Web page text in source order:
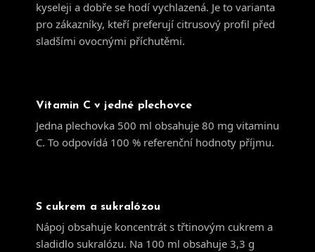
kyseleji a dobře se hodí vychlazená. Je to varianta
pro zákazníky, kteří preferují citrusový profil před
sladšími ovocnými příchutěmi.
Vitamin C v jedné plechovce
Jedna plechovka 500 ml obsahuje 80 mg vitaminu
C. To odpovídá 100 % referenční hodnoty příjmu.
S cukrem a sukralózou
Nápoj obsahuje koncentrát s třtinovým cukrem a
sladidlo sukralózu. Na 100 ml obsahuje 3,3 g